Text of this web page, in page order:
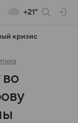
+21°
кризис